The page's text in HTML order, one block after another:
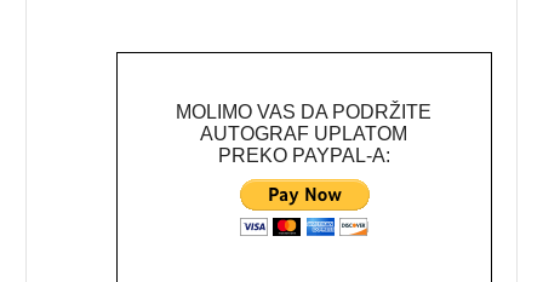
MOLIMO VAS DA PODRŽITE
AUTOGRAF UPLATOM
PREKO PAYPAL-A: